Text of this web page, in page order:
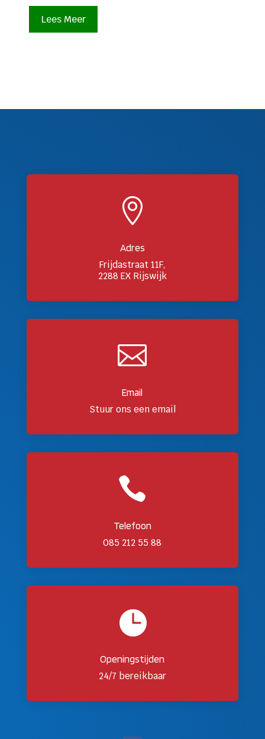
Lees Meer

Adres
Frijdastraat 11F,
2288 EX Rijswijk

Email
Stuur ons een email

Telefoon
085 212 55 88

Openingstijden
24/7 bereikbaar